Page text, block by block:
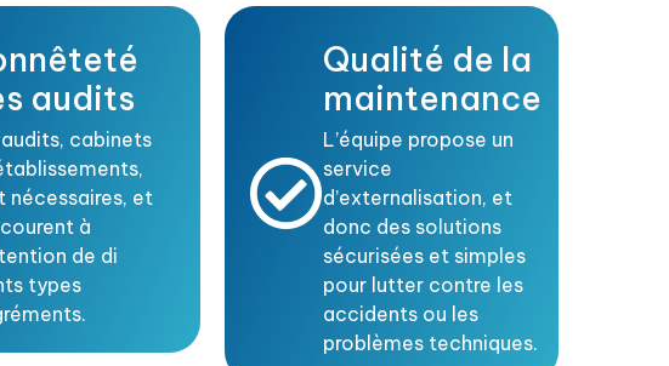
audits
audits, cabinets
nécessaires, et
à
de di
types
Qualité de la
maintenance
L’équipe propose un
service
d’externalisation, et
donc des solutions
sécurisées et simples
pour lutter contre les
accidents ou les
problèmes techniques.